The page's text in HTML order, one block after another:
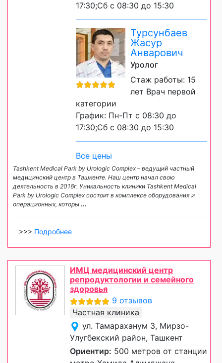
17:30;Сб с 08:30 до 15:30
Турсунбаев
Жасур
Анварович
Уролог
Стаж работы: 15
лет Врач первой
категории
График: Пн-Пт с 08:30 до
17:30;Сб с 08:30 до 15:30
Все цены
Tashkent Medical Park by Urologic Complex – ведущий частный
медицинский центр в Ташкенте. Наш центр начал свою
деятельность в 2016г. Уникальность клиники Tashkent Medical
Park by Urologic Complex состоит в комплексе оборудования и
операционных, которы ...
>>> Подробнее
ИМЦ медицинский центр
репродуктологии и семейного
здоровья
9 отзывов
Частная клиника
ул. Тамараханум 3, Мирзо-
Улугбекский район, Ташкент
Ориентир: 500 метров от станции